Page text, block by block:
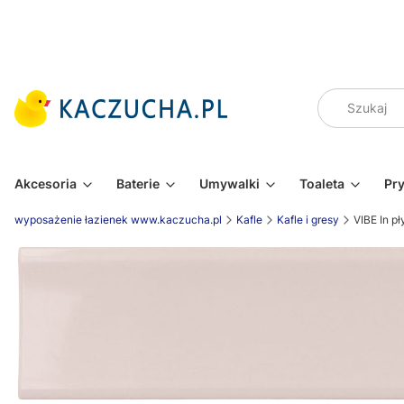
Akcesoria Baterie Umywalki Toaleta
wyposażenie łazienek www.kaczucha.pl Kafle Kafle i gresy VIBE In